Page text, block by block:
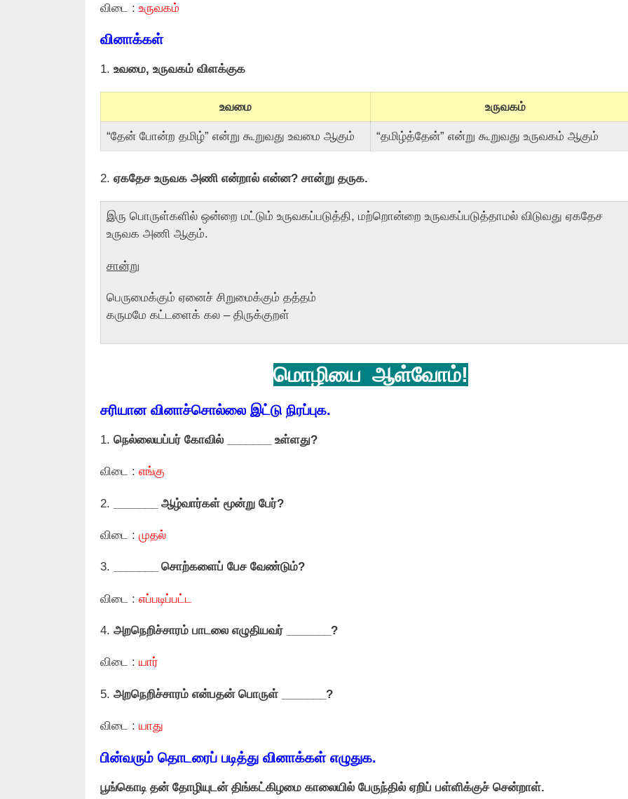
விடை : உருவகம்
வினாக்கள்
1. உவமை, உருவகம் விளக்குக
உவமை உருவகம்
“தேன் போன்ற தமிழ்” என்று கூறுவது உவமை ஆகும் “தமிழ்த்தேன்” என்று கூறுவது உருவகம் ஆகும்
2. ஏகதேச உருவக அணி என்றால் என்ன? சான்று தருக.
இரு பொருள்களில் ஒன்றை மட்டும் உருவகப்படுத்தி, மற்றொன்றை உருவகப்படுத்தாமல் விடுவது ஏகதேச
உருவக அணி ஆகும்.
சான்று
பெருமைக்கும் ஏனைச் சிறுமைக்கும் தத்தம்
கருமமே கட்டளைக் கல – திருக்குறள்
மொழியை ஆள்வோம்!
சரியான வினாச்சொல்லை இட்டு நிரப்புக.
1. நெல்லையப்பர் கோவில் _______ உள்ளது?
விடை : எங்கு
2. ஆழ்வார்கள் மூன்று பேர்?
விடை : முதல்
3. சொற்களைப் பேச வேண்டும்?
விடை : எப்படிப்பட்ட
4. அறநெறிச்சாரம் பாடலை எழுதியவர் _______?
விடை : யார்
5. அறநெறிச்சாரம் என்பதன் பொருள் _______?
விடை : யாது
பின்வரும் தொடரைப் படித்து வினாக்கள் எழுதுக.
பூங்கொடி தன் தோழியுடன் திங்கட்கிழமை காலையில் பேருந்தில் ஏறிப் பள்ளிக்குச் சென்றாள்.